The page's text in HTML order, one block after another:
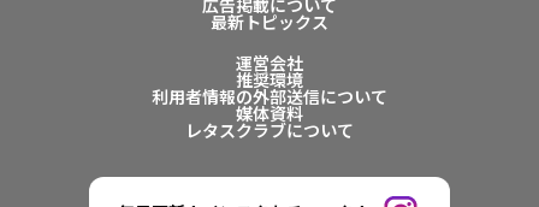
広告掲載について
最新トピックス
運営会社
推奨環境
利用者情報の外部送信について
媒体資料
レタスクラブについて